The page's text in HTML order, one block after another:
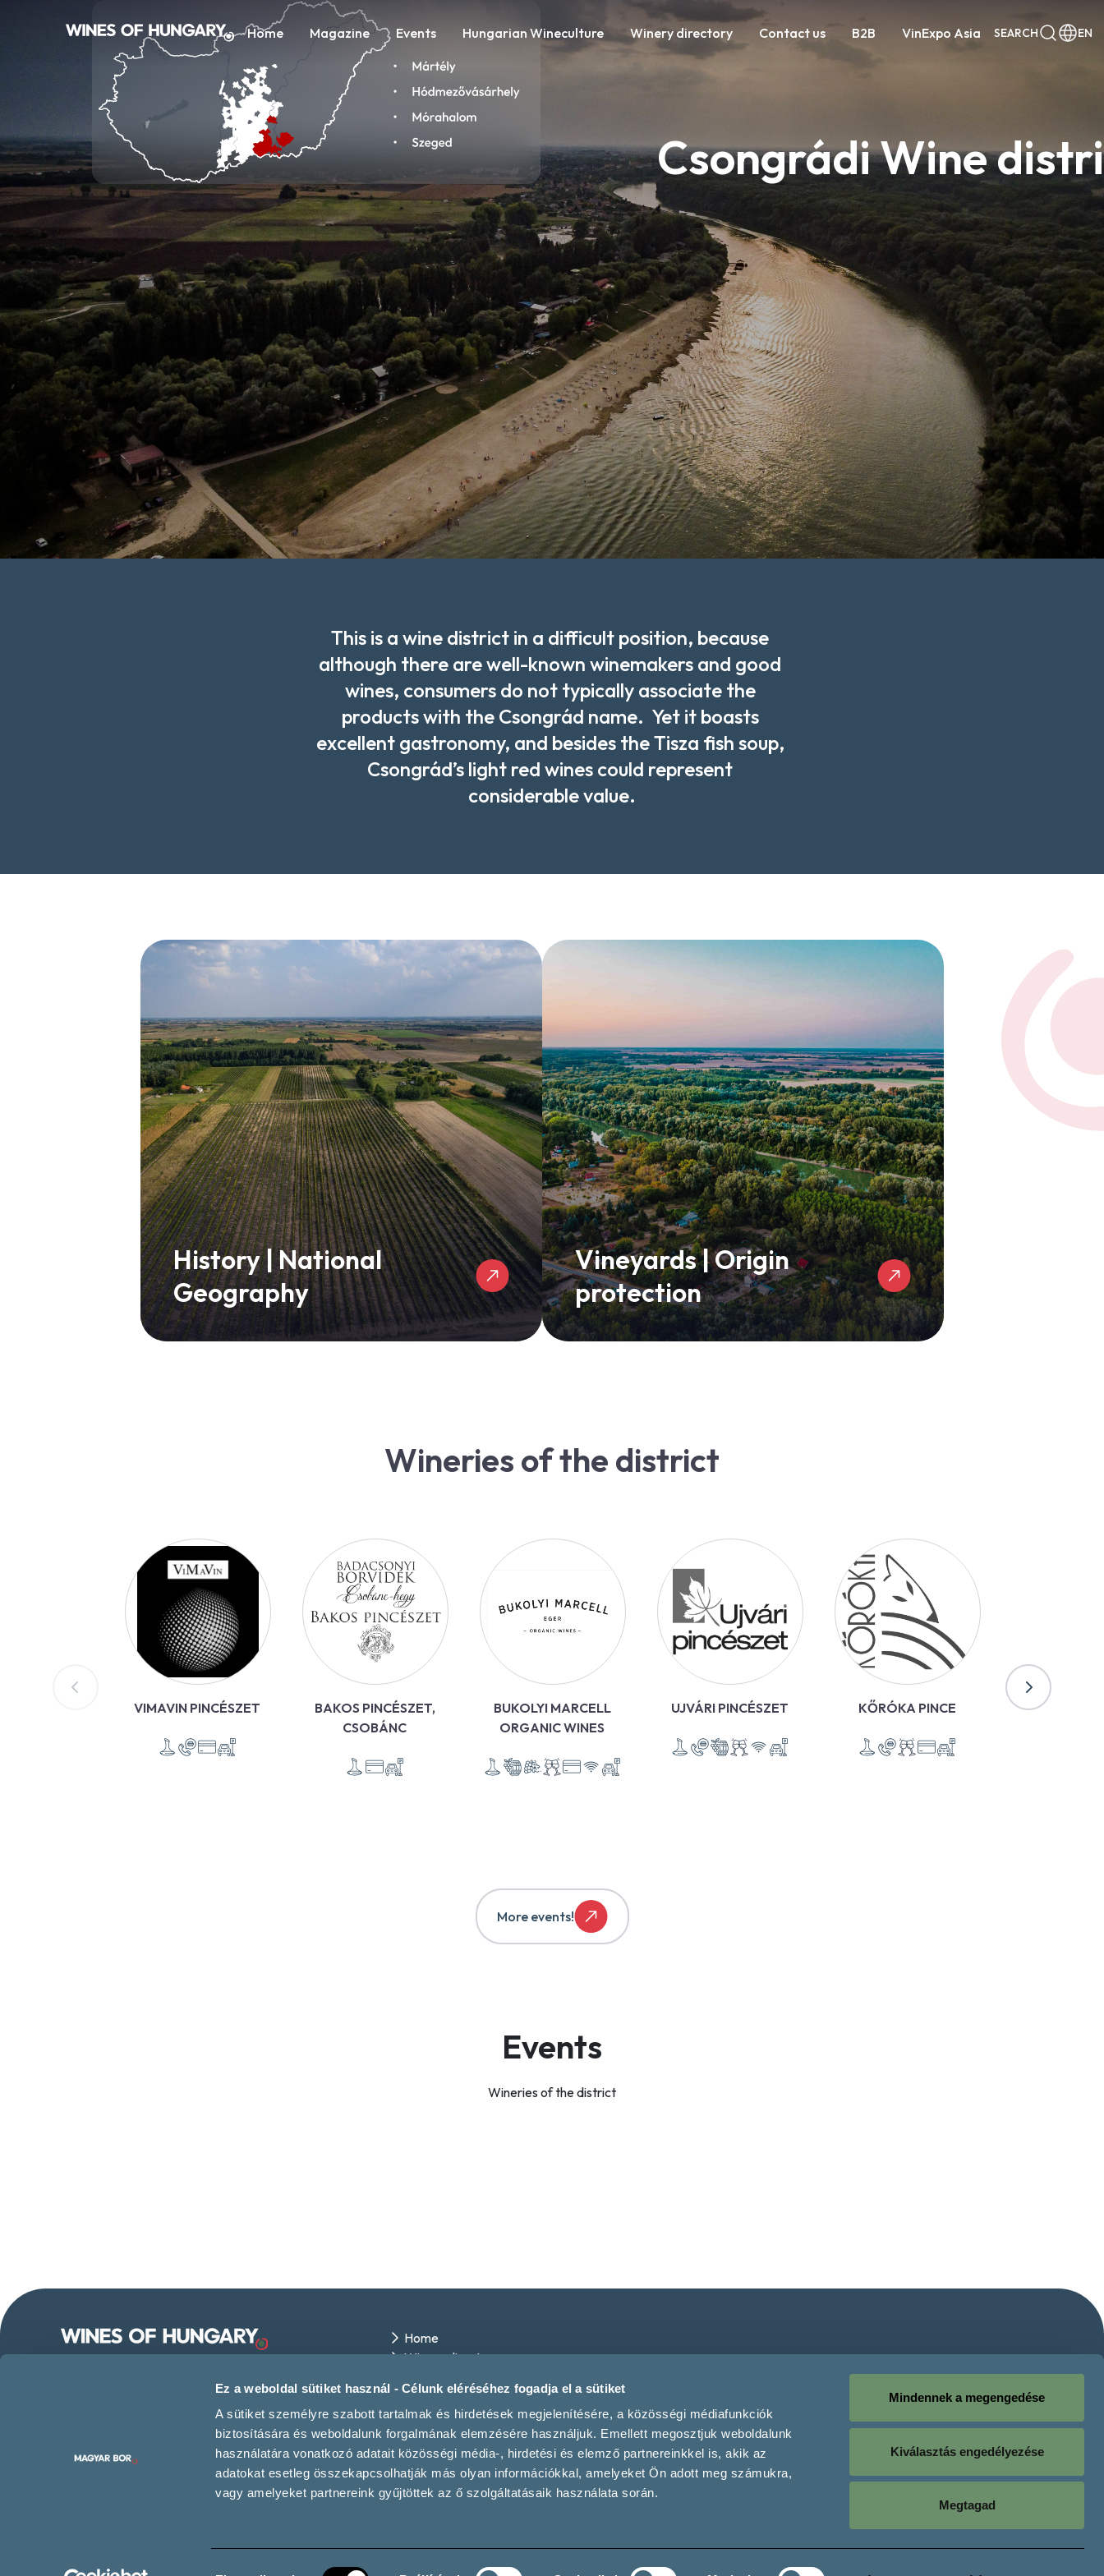
Ez a weboldal sütiket használ - Célunk eléréséhez fogadja el a sütiket
A sütiket személyre szabott tartalmak és hirdetések megjelenítésére, a közösségi médiafunkciók
biztosítására és weboldalunk forgalmának elemzésére használjuk. Emellett megosztjuk weboldalunk
használatára vonatkozó adatait közösségi média-, hirdetési és elemző partnereinkkel is, akik az
adatokat esetleg összekapcsolhatják más olyan információkkal, amelyeket Ön adott meg számukra,
vagy amelyeket partnereink gyűjtöttek az ő szolgáltatásaik használata során.
Mindennek a megengedése
Kiválasztás engedélyezése
Megtagad
Home Magazine Events Hungarian Wineculture Winery directory Contact us B2B VinExpo Asia SEARCH EN
Csongrádi Wine
This is a wine district in a difficult position, because
although there are well-known winemakers and good
wines, consumers do not typically associate the
products with the Csongrád name.  Yet it boasts
excellent gastronomy, and besides the Tisza fish soup,
Csongrád’s light red wines could represent
considerable value.
History | National
Geography
Vineyards | Origin
protection
Wineries of the district
VIMAVIN PINCÉSZET
BAKOS PINCÉSZET,
CSOBÁNC
BUKOLYI MARCELL
ORGANIC WINES
UJVÁRI PINCÉSZET KŐRÓKA PINCE
More events!
Events
Wineries of the district
Follow us on our social
Home
Winery directory
Contact us
Magazine